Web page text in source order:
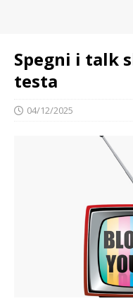
Spegni i talk
testa
04/12/2025